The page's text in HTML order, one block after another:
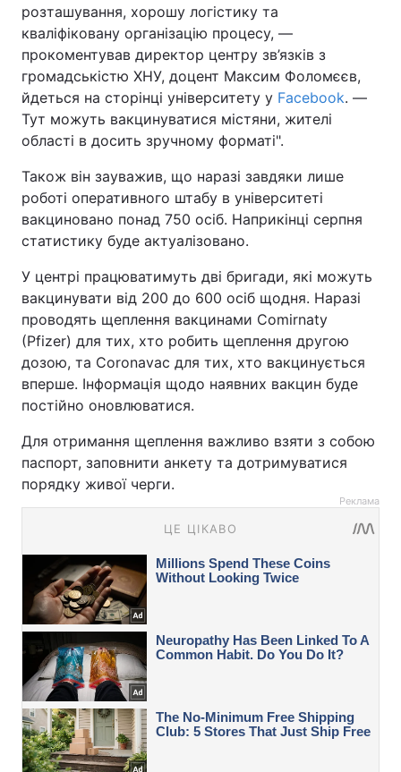
розташування, хорошу логістику та
кваліфіковану організацію процесу, —
прокоментував директор центру зв’язків з
громадськістю ХНУ, доцент Максим Фоломєєв,
йдеться на сторінці університету у Facebook. —
Тут можуть вакцинуватися містяни, жителі
області в досить зручному форматі".
Також він зауважив, що наразі завдяки лише
роботі оперативного штабу в університеті
вакциновано понад 750 осіб. Наприкінці серпня
статистику буде актуалізовано.
У центрі працюватимуть дві бригади, які можуть
вакцинувати від 200 до 600 осіб щодня. Наразі
проводять щеплення вакцинами Comirnaty
(Pfizer) для тих, хто робить щеплення другою
дозою, та Coronavac для тих, хто вакцинується
вперше. Інформація щодо наявних вакцин буде
постійно оновлюватися.
Для отримання щеплення важливо взяти з собою
паспорт, заповнити анкету та дотримуватися
порядку живої черги.
Реклама